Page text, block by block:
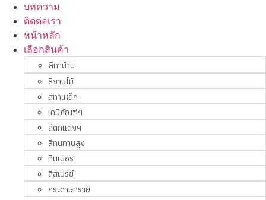
บทความ
ติดต่อเรา
หน้าหลัก
เลือกสินค้า
สีทาบ้าน
สีงานไม้
สีทาเหล็ก
เคมีภัณฑ์ฯ
สีตกแต่งฯ
สีทนทานสูง
ทินเนอร์
สีสเปรย์
กระดาษทราย